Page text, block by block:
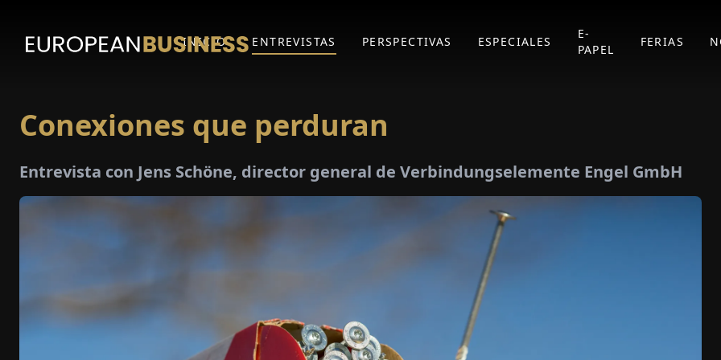
INICIO ENTREVISTAS PERSPECTIVAS ESPECIALES
E-
PAPEL
FERIAS
Conexiones que perduran
Entrevista con Jens Schöne, director general de Verbindungselemente Engel GmbH